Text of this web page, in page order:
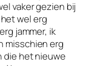
vaker gezien bij
het wel erg
jammer, ik
misschien erg
die het nieuwe